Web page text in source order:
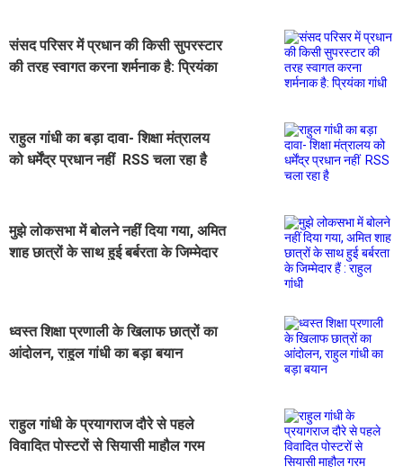
संसद परिसर में प्रधान की किसी सुपरस्टार
की तरह स्वागत करना शर्मनाक है: प्रियंका
राहुल गांधी का बड़ा दावा- शिक्षा मंत्रालय
को धर्मेंद्र प्रधान नहीं RSS चला रहा है
मुझे लोकसभा में बोलने नहीं दिया गया, अमित
शाह छात्रों के साथ हुई बर्बरता के जिम्मेदार
ध्वस्त शिक्षा प्रणाली के खिलाफ छात्रों का
आंदोलन, राहुल गांधी का बड़ा बयान
राहुल गांधी के प्रयागराज दौरे से पहले
विवादित पोस्टरों से सियासी माहौल गरम